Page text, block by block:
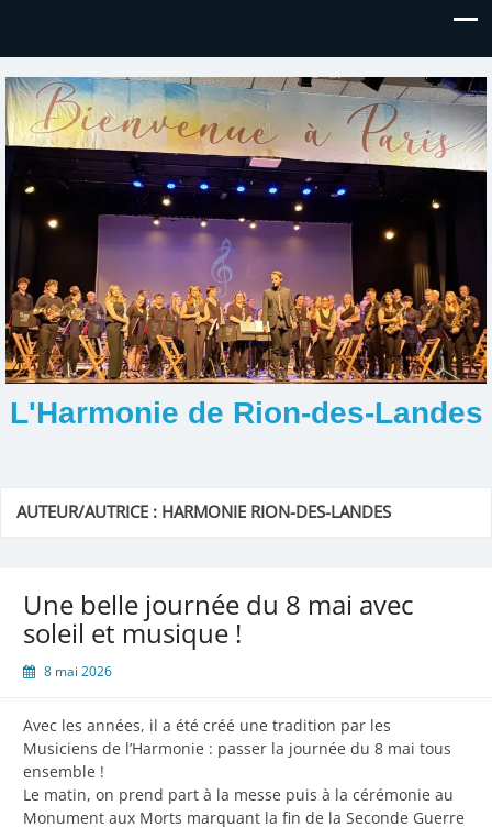
L'Harmonie de Rion-des-Landes
AUTEUR/AUTRICE : HARMONIE RION-DES-LANDES
Une belle journée du 8 mai avec
soleil et musique !
8 mai 2026
Avec les années, il a été créé une tradition par les
Musiciens de l’Harmonie : passer la journée du 8 mai tous
ensemble !
Le matin, on prend part à la messe puis à la cérémonie au
Monument aux Morts marquant la fin de la Seconde Guerre